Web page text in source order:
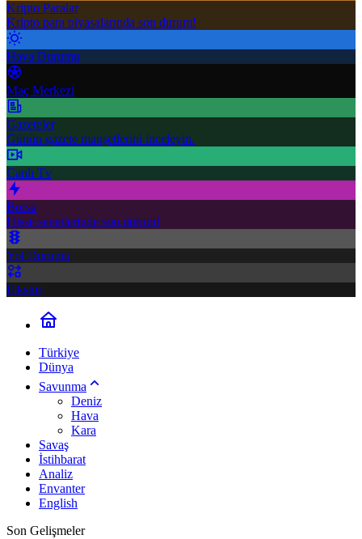
Kripto Paralar
Kripto para piyasalarında son durum!
Hava Durumu
Maç Merkezi
Gazeteler
Günün gazete manşetlerini inceleyin.
Canlı Tv
Borsa
Hisse senetlerinde son durum!
Yol Durumu
Fikstür
Türkiye
Dünya
Savunma
Deniz
Hava
Kara
Savaş
İstihbarat
Analiz
Envanter
English
Son Gelişmeler